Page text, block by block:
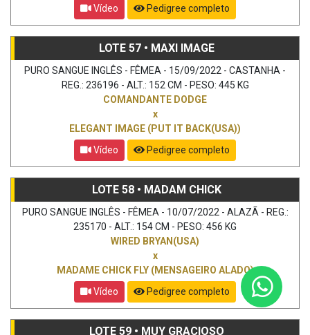
Vídeo
Pedigree completo
LOTE 57 • MAXI IMAGE
PURO SANGUE INGLÊS - FÊMEA - 15/09/2022 - CASTANHA -
REG.: 236196 - ALT.: 152 CM - PESO: 445 KG
COMANDANTE DODGE
x
ELEGANT IMAGE (PUT IT BACK(USA))
Vídeo
Pedigree completo
LOTE 58 • MADAM CHICK
PURO SANGUE INGLÊS - FÊMEA - 10/07/2022 - ALAZÃ - REG.:
235170 - ALT.: 154 CM - PESO: 456 KG
WIRED BRYAN(USA)
x
MADAME CHICK FLY (MENSAGEIRO ALADO)
Vídeo
Pedigree completo
LOTE 59 • MUY GRACIOSO